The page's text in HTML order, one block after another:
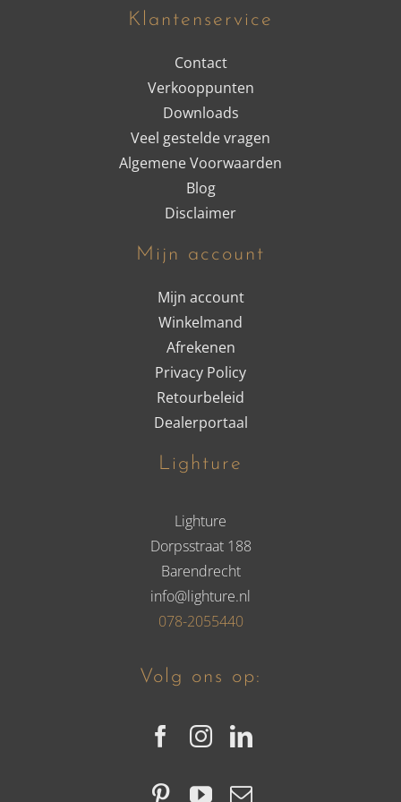
Klantenservice
Contact
Verkooppunten
Downloads
Veel gestelde vragen
Algemene Voorwaarden
Blog
Disclaimer
Mijn account
Mijn account
Winkelmand
Afrekenen
Privacy Policy
Retourbeleid
Dealerportaal
Lighture
Lighture
Dorpsstraat 188
Barendrecht
info@lighture.nl
078-2055440
Volg ons op: